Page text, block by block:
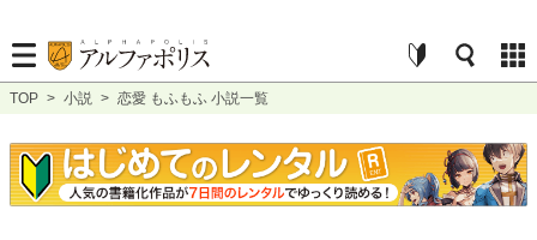
TOP > 小説 > 恋愛 もふもふ 小説一覧